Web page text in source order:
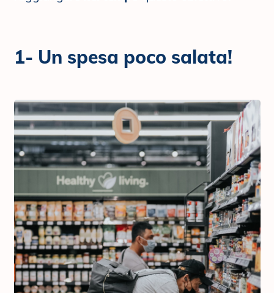
1- Un spesa poco salata!